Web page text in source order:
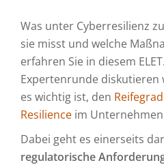
Was unter Cyberresilienz
sie misst und welche
erfahren Sie in diesem
Expertenrunde diskutieren
es wichtig ist, den
Resilience im
Dabei geht es einerseits
regulatorische